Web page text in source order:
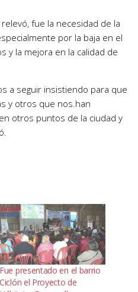
fue la necesidad de la
por la baja en el
y la mejora en la calidad de
a seguir insistiendo para que
y otros que nos.han
otros puntos de la ciudad y
Fue presentado en el barrio
Ciclón el Proyecto de